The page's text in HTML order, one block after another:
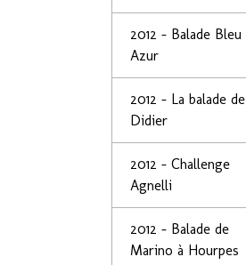
2012 - Balade Bleu
Azur
2012 - La balade de
Didier
2012 - Challenge
Agnelli
2012 - Balade de
Marino à Hourpes